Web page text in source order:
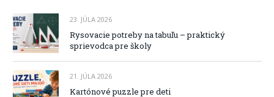
23. JÚLA 2026
Rysovacie potreby na tabuľu – praktický
sprievodca pre školy
21. JÚLA 2026
Kartónové puzzle pre deti